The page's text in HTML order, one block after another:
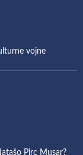
vojne
Pirc Musar?